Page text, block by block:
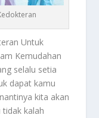
Untuk
Kemudahan
selalu setia
dapat kamu
kita akan
kalah